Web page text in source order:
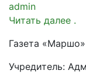
admin
Читать далее .
Газета «Маршо»
Учредитель: